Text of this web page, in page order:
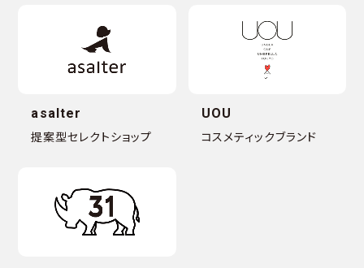
asalter
提案型セレクトショップ
UOU
コスメティックブランド